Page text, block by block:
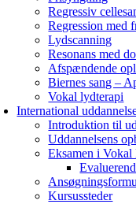
Regressiv
Regression med
Lydscanning
Resonans med
Afspændende
Biernes sang –
Vokal lydterapi
International
Introduktion til
Uddannelsens
Eksamen i
Kursussteder